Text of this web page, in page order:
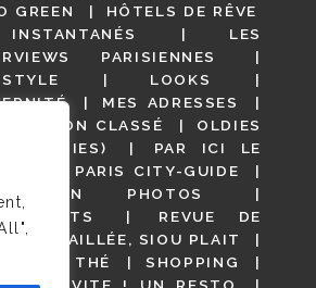
GREEN
HÔTELS DE RÊVE
INSTANTANÉS
LES
PARISIENNES
LOOKS
MES ADRESSES
NON CLASSÉ
OLDIES
GOODIES)
PAR ICI LE
!
PARIS CITY-GUIDE
EN PHOTOS
REVUE DE
DÉTAILLÉE, SIOU PLAIT
DE THÉ
SHOPPING
VITE ! UN RESTO